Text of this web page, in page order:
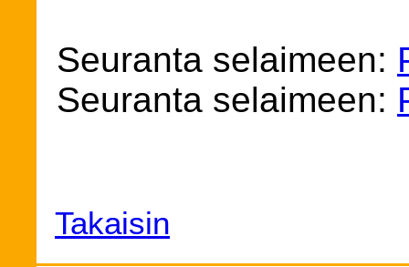
Seuranta selaimeen:
Seuranta selaimeen:
Takaisin